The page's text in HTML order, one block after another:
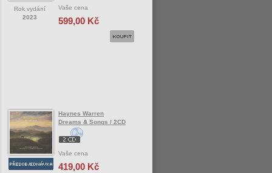
Rok vydání
2023
Vaše cena
599,00 Kč
Haynes Warren
Dreams & Songs / 2CD
Vaše cena
419,00 Kč